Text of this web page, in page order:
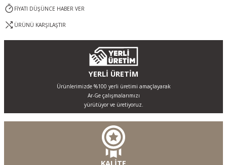
FİYATI DÜŞÜNCE HABER VER
ÜRÜNÜ KARŞILAŞTIR
YERLİ ÜRETİM
Ürünlerimizde %100 yerli üretimi amaçlayarak
Ar-Ge çalışmalarımızı
yürütüyor ve üretiyoruz.